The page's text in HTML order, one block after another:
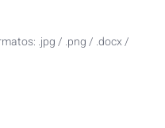
.jpg / .png / .docx /
mouse ou touchpad. Para